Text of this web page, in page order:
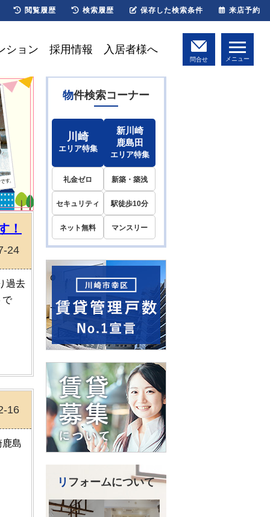
ション 採用情報 入居者様へ
問合せ メニュー
！
24
過去
で
16
鹿島
物件検索コーナー
川崎
エリア特集
新川崎
鹿島田
エリア特集
礼金ゼロ 新築・築浅
セキュリティ 駅徒歩10分
ネット無料 マンスリー
リフォームについて
閲覧履歴 検索履歴 保存した検索条件 来店予約